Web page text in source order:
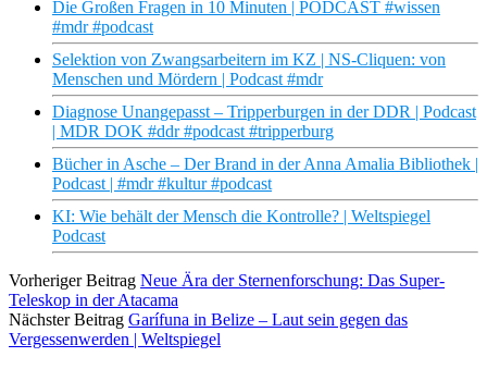
Die Großen Fragen in 10 Minuten | PODCAST #wissen
#mdr #podcast
Selektion von Zwangsarbeitern im KZ | NS-Cliquen: von
Menschen und Mördern | Podcast #mdr
Diagnose Unangepasst – Tripperburgen in der DDR | Podcast
| MDR DOK #ddr #podcast #tripperburg
Bücher in Asche – Der Brand in der Anna Amalia Bibliothek |
Podcast | #mdr #kultur #podcast
KI: Wie behält der Mensch die Kontrolle? | Weltspiegel
Podcast
Vorheriger Beitrag Neue Ära der Sternenforschung: Das Super-
Teleskop in der Atacama
Nächster Beitrag Garífuna in Belize – Laut sein gegen das
Vergessenwerden | Weltspiegel